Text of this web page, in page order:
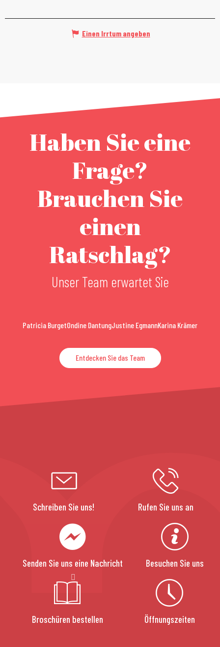
Einen Irrtum angeben
Haben Sie eine
Frage?
Brauchen Sie
einen
Ratschlag?
Unser Team erwartet Sie
Patricia BurgetOndine DantungJustine EgmannKarina Krämer
Entdecken Sie das Team
Schreiben Sie uns! Rufen Sie uns an
Senden Sie uns eine Nachricht Besuchen Sie uns
Broschüren bestellen Öffnungszeiten